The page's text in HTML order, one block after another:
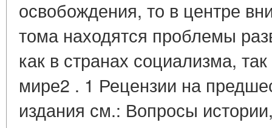
освобождения, то в центре
тома находятся проблемы
как в странах социализма,
мире2 . 1 Рецензии на
издания см.: Вопросы